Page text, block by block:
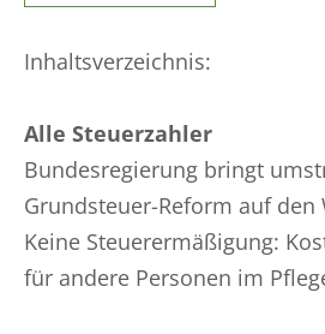
Inhaltsverzeichnis:
Alle Steuerzahler
Bundesregierung bringt
Grundsteuer-Reform auf den
Keine Steuerermäßigung:
für andere Personen im